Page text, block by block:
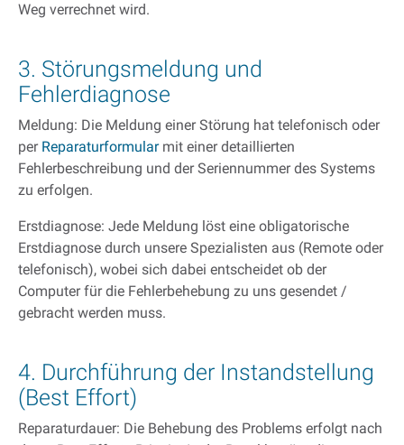
Weg verrechnet wird.
3. Störungsmeldung und
Fehlerdiagnose
Meldung: Die Meldung einer Störung hat telefonisch oder
per Reparaturformularmit einer detaillierten
Fehlerbeschreibung und der Seriennummer des Systems
zu erfolgen.
Erstdiagnose: Jede Meldung löst eine obligatorische
Erstdiagnose durch unsere Spezialisten aus (Remote oder
telefonisch), wobei sich dabei entscheidet ob der
Computer für die Fehlerbehebung zu uns gesendet /
gebracht werden muss.
4. Durchführung der Instandstellung
(Best Effort)
Reparaturdauer: Die Behebung des Problems erfolgt nach